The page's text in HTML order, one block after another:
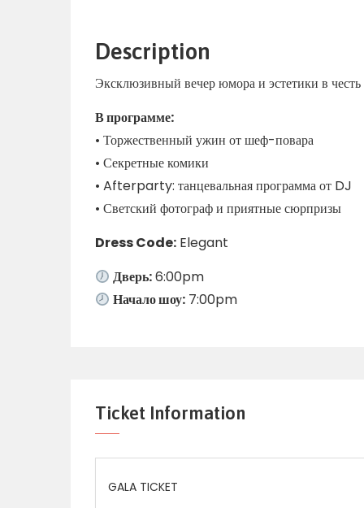
Description
Эксклюзивный вечер юмора и эстетики в
В программе:
• Торжественный ужин от шеф-повара
• Секретные комики
• Afterparty: танцевальная программа от DJ
• Светский фотограф и приятные сюрпризы
Dress Code: Elegant
Дверь:6:00pm
Начало шоу: 7:00pm
Ticket Information
GALA TICKET